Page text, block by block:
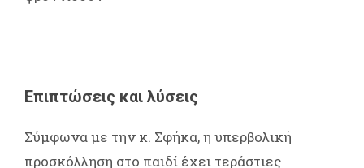
Επιπτώσεις και λύσεις
Σύμφωνα με την κ. Σφήκα, η υπερβολική
προσκόλληση στο παιδί έχει τεράστιες